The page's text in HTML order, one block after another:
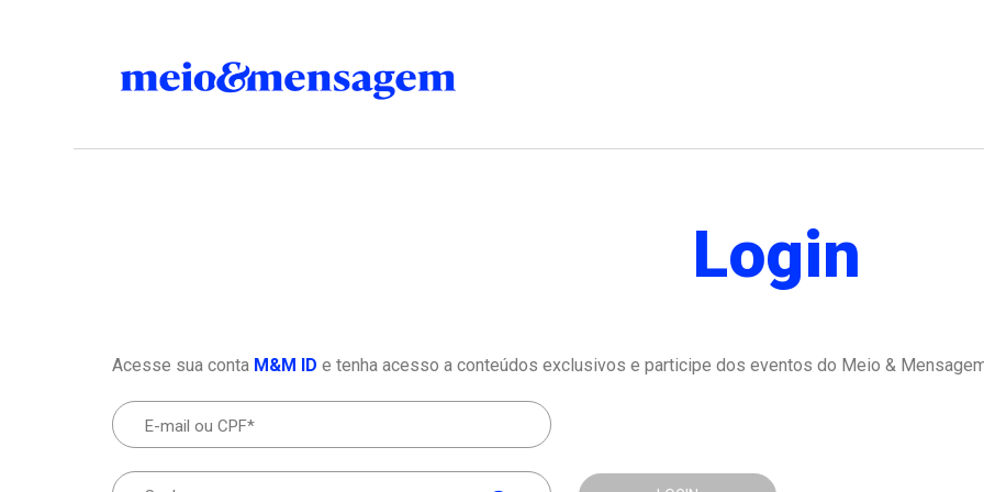
Login
Acesse sua conta M&M ID e tenha acesso a conteúdos exclusivos e participe dos eventos do Meio &